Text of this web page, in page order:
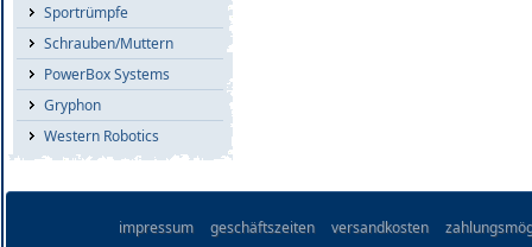
Sportrümpfe
Schrauben/Muttern
PowerBox Systems
Gryphon
Western Robotics
impressum geschäftszeiten versandkosten